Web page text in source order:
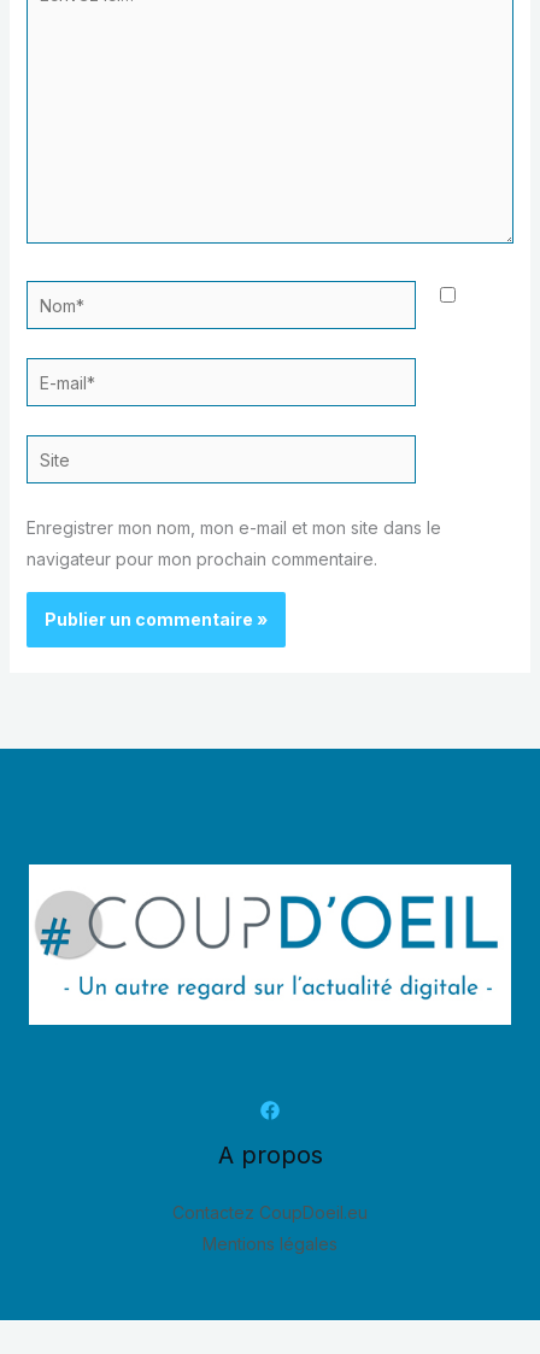
Nom*
E-
mail*
Site
Enregistrer mon nom, mon e-mail et mon site dans le
navigateur pour mon prochain commentaire.
A propos
Contactez CoupDoeil.eu
Mentions légales